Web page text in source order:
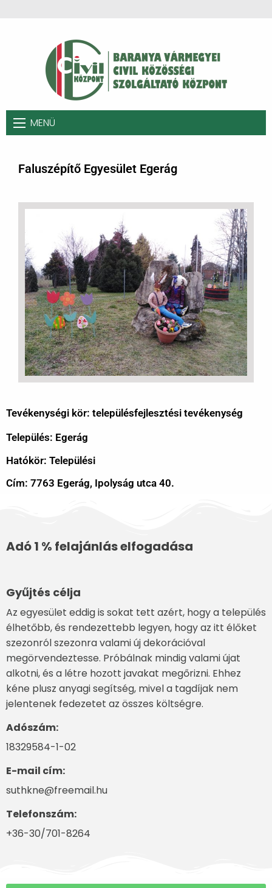
MENÜ
Faluszépítő Egyesület Egerág
Tevékenységi kör: településfejlesztési tevékenység
Település: Egerág
Hatókör: Települési
Cím: 7763 Egerág, Ipolyság utca 40.
Adó 1 % felajánlás elfogadása
Gyűjtés célja
Az egyesület eddig is sokat tett azért, hogy a település
élhetőbb, és rendezettebb legyen, hogy az itt élőket
szezonról szezonra valami új dekorációval
megörvendeztesse. Próbálnak mindig valami újat
alkotni, és a létre hozott javakat megőrizni. Ehhez
kéne plusz anyagi segítség, mivel a tagdíjak nem
jelentenek fedezetet az összes költségre.
Adószám:
18329584-1-02
E-mail cím:
suthkne@freemail.hu
Telefonszám:
+36-30/701-8264